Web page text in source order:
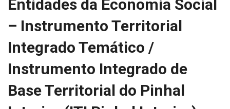
Entidades da Economia Social
– Instrumento Territorial
Integrado Temático /
Instrumento Integrado de
Base Territorial do Pinhal